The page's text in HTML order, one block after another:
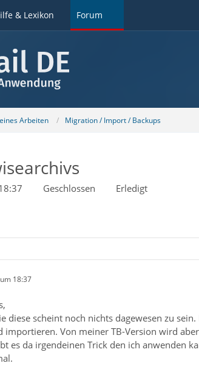
& Lexikon Forum
Arbeiten Migration / Import / Backups
Geschlossen Erledigt
18:37
diese scheint noch nichts dagewesen zu
importieren. Von meiner TB-Version wird
es da irgendeinen Trick den ich anwenden